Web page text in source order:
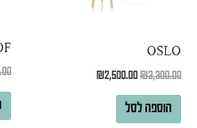
OSLO
₪3,300.00
₪2,500.00
הוספה לסל